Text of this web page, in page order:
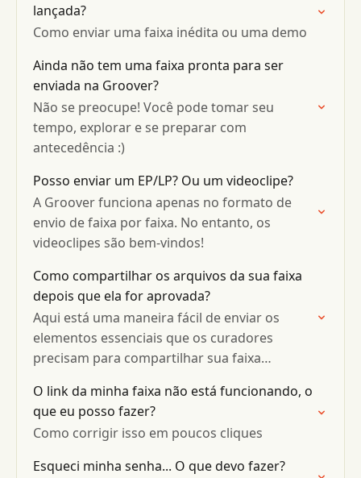
lançada?
Como enviar uma faixa inédita ou uma demo
Ainda não tem uma faixa pronta para ser
enviada na Groover?
Não se preocupe! Você pode tomar seu
tempo, explorar e se preparar com
antecedência :)
Posso enviar um EP/LP? Ou um videoclipe?
A Groover funciona apenas no formato de
envio de faixa por faixa. No entanto, os
videoclipes são bem-vindos!
Como compartilhar os arquivos da sua faixa
depois que ela for aprovada?
Aqui está uma maneira fácil de enviar os
elementos essenciais que os curadores
precisam para compartilhar sua faixa
O link da minha faixa não está funcionando, o
que eu posso fazer?
Como corrigir isso em poucos cliques
Esqueci minha senha... O que devo fazer?